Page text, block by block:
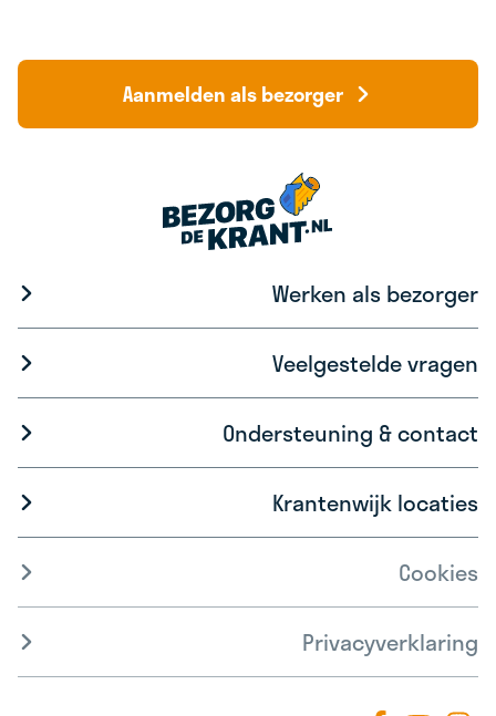
Aanmelden als bezorger
Werken als bezorger
Veelgestelde vragen
Ondersteuning & contact
Krantenwijk locaties
Cookies
Privacyverklaring